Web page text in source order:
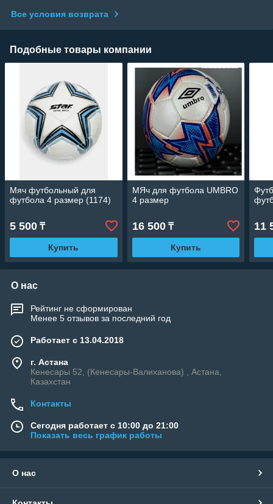
Все условия возврата
Подобные товары компании
Мяч футбольный для
футбола 4 размер (1174)
5 500 ₸
Купить
МЯч для футбола UMBRO
4 размер
16 500₸
Купить
11
О нас
Рейтинг не сформирован
Менее 5 отзывов за последний год
Работает с 13.04.2018
г. Астана
Кенесары 52, (Кенесары-Валиханова) , Астана,
Казахстан
Контакты
Сегодня работает с 10:00 до 21:00
Показать весь график работы
О нас